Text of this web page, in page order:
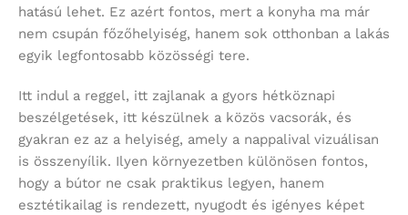
hatású lehet. Ez azért fontos, mert a konyha ma már
nem csupán főzőhelyiség, hanem sok otthonban a lakás
egyik legfontosabb közösségi tere.
Itt indul a reggel, itt zajlanak a gyors hétköznapi
beszélgetések, itt készülnek a közös vacsorák, és
gyakran ez az a helyiség, amely a nappalival vizuálisan
is összenyílik. Ilyen környezetben különösen fontos,
hogy a bútor ne csak praktikus legyen, hanem
esztétikailag is rendezett, nyugodt és igényes képet